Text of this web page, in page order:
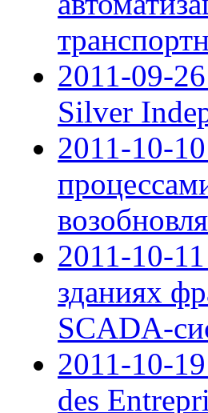
2011-09-
Silver
2011-10-
2011-10-
зданиях
SCADA-
2011-10-
des